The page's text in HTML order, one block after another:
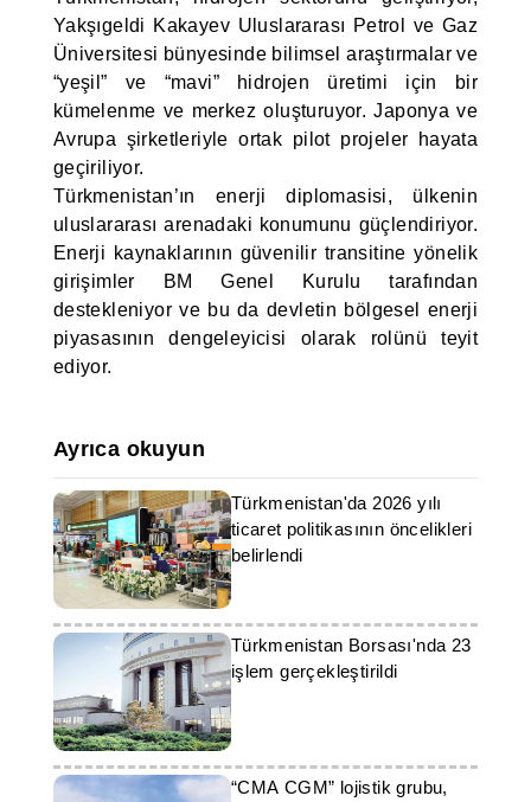
Yakşıgeldi Kakayev Uluslararası Petrol ve Gaz
Üniversitesi bünyesinde bilimsel araştırmalar ve
“yeşil” ve “mavi” hidrojen üretimi için bir
kümelenme ve merkez oluşturuyor. Japonya ve
Avrupa şirketleriyle ortak pilot projeler hayata
geçiriliyor.
Türkmenistan’ın enerji diplomasisi, ülkenin
uluslararası arenadaki konumunu güçlendiriyor.
Enerji kaynaklarının güvenilir transitine yönelik
girişimler BM Genel Kurulu tarafından
destekleniyor ve bu da devletin bölgesel enerji
piyasasının dengeleyicisi olarak rolünü teyit
ediyor.
Ayrıca okuyun
Türkmenistan'da 2026 yılı
ticaret politikasının öncelikleri
belirlendi
Türkmenistan Borsası'nda 23
işlem gerçekleştirildi
“CMA CGM” lojistik grubu,